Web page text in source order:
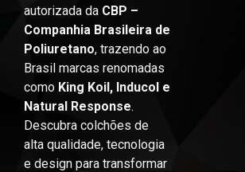
autorizada da CBP –
Companhia Brasileira de
Poliuretano, trazendo ao
Brasil marcas renomadas
como King Koil, Inducol e
Natural Response.
Descubra colchões de
alta qualidade, tecnologia
e design para transformar